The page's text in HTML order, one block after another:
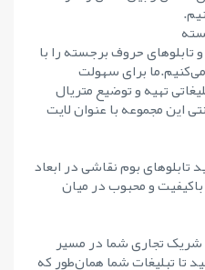
تابلوهای حروف برجسته را با
برای سهولت
تهیه و توضیع متریال
این مجموعه با عنوان لایت
بوم نقاشی در ابعاد
و محبوب در میان
شریک تجاری شما در مسیر
تا تبلیغات شما همان‌طور که